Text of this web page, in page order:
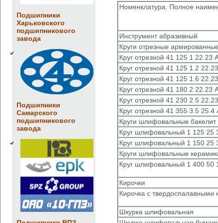
Подшипники
Харьковского
подшипникового
завода
Подшипники
Самарского
подшипникового
завода
Номенклатура. Полное
Инструмент абразивный
Круги отрезные
Круг отрезной 41 125 1 22.23
Круг отрезной 41 125 1.2
Круг отрезной 41 125 1.6
Круг отрезной 41 180 2 22.23
Круг отрезной 41 230 2.5
Круг отрезной 41 355 3.5 25.4
Круги шлифовальные бакелит
Круг шлифовальный 1 125 25
Круг шлифовальный 1 150 25
Круги шлифовальные
Круг шлифовальный 1 400 50
Кирочки
Кирочка с
Шкурка шлифовальная